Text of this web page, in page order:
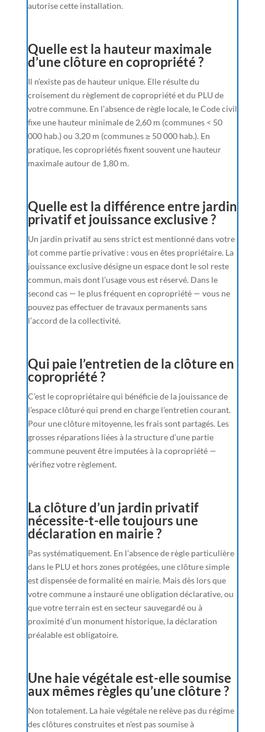
autorise cette installation.
Quelle est la hauteur maximale
d’une clôture en copropriété ?
Il n’existe pas de hauteur unique. Elle résulte du
croisement du règlement de copropriété et du PLU de
votre commune. En l’absence de règle locale, le Code civil
fixe une hauteur minimale de 2,60 m (communes < 50
000 hab.) ou 3,20 m (communes ≥ 50 000 hab.). En
pratique, les copropriétés fixent souvent une hauteur
maximale autour de 1,80 m.
Quelle est la différence entre jardin
privatif et jouissance exclusive ?
Un jardin privatif au sens strict est mentionné dans votre
lot comme partie privative : vous en êtes propriétaire. La
jouissance exclusive désigne un espace dont le sol reste
commun, mais dont l’usage vous est réservé. Dans le
second cas — le plus fréquent en copropriété — vous ne
pouvez pas effectuer de travaux permanents sans
l’accord de la collectivité.
Qui paie l’entretien de la clôture en
copropriété ?
C’est le copropriétaire qui bénéficie de la jouissance de
l’espace clôturé qui prend en charge l’entretien courant.
Pour une clôture mitoyenne, les frais sont partagés. Les
grosses réparations liées à la structure d’une partie
commune peuvent être imputées à la copropriété —
vérifiez votre règlement.
La clôture d’un jardin privatif
nécessite-t-elle toujours une
déclaration en mairie ?
Pas systématiquement. En l’absence de règle particulière
dans le PLU et hors zones protégées, une clôture simple
est dispensée de formalité en mairie. Mais dès lors que
votre commune a instauré une obligation déclarative, ou
que votre terrain est en secteur sauvegardé ou à
proximité d’un monument historique, la déclaration
préalable est obligatoire.
Une haie végétale est-elle soumise
aux mêmes règles qu’une clôture ?
Non totalement. La haie végétale ne relève pas du régime
des clôtures construites et n’est pas soumise à